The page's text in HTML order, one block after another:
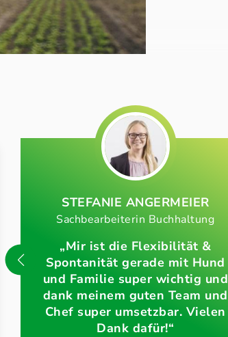
STEFANIE ANGERMEIER
Sachbearbeiterin Buchhaltung
„Mir ist die Flexibilität &
Spontanität gerade mit Hund
und Familie super wichtig und
dank meinem guten Team und
Chef super umsetzbar. Vielen
Dank dafür!“